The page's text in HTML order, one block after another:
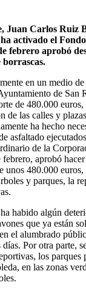
Juan Carlos Ruiz
activado el
febrero aprobó
borrascas.
en un medio
de San
de 480.000 euros,
de las calles y
ha hecho
asfaltado
de la
febrero, aprobó
unos 480.000 euros,
y parques, la
habido algún
que ya están
el alumbrado
Por otra parte,
los parques
en las zonas